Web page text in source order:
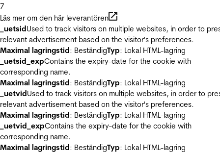
7
Läs mer om den här leverantören
_uetsidUsed to track visitors on multiple websites, in order to
relevant advertisement based on the visitor's preferences.
Maximal lagringstid: BeständigTyp: Lokal HTML-lagring
_uetsid_expContains the expiry-date for the cookie with
corresponding name.
Maximal lagringstid: BeständigTyp: Lokal HTML-lagring
_uetvidUsed to track visitors on multiple websites, in order to
relevant advertisement based on the visitor's preferences.
Maximal lagringstid: BeständigTyp: Lokal HTML-lagring
_uetvid_expContains the expiry-date for the cookie with
corresponding name.
Maximal lagringstid: BeständigTyp: Lokal HTML-lagring